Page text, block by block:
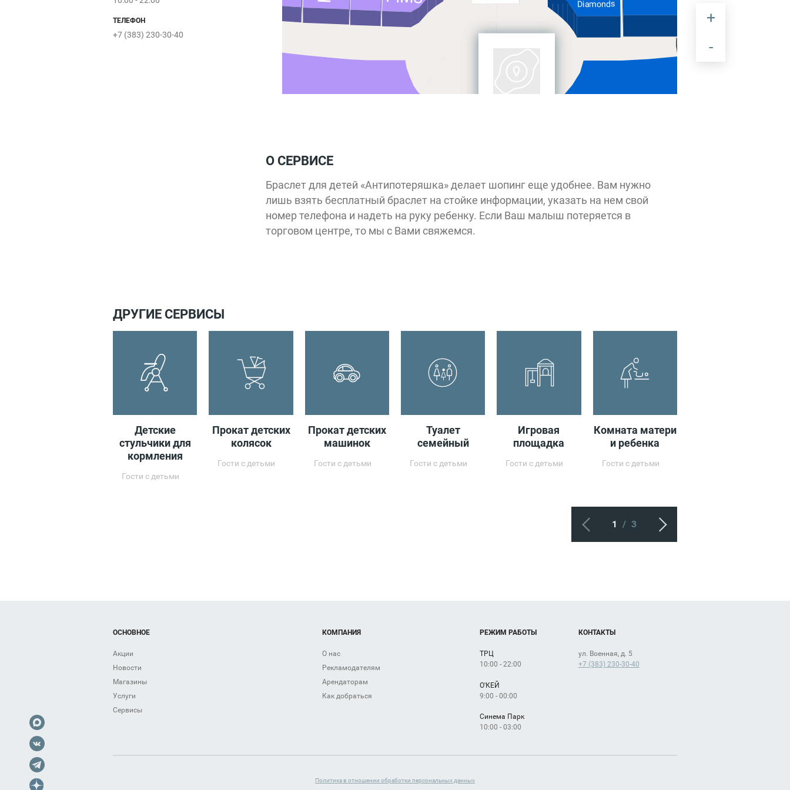
ТЕЛЕФОН
+7 (383) 230-30-40
10:00 - 03:30
Diamonds
CINNABON
О СЕРВИСЕ
Браслет для детей «Антипотеряшка» делает шопинг еще удобнее. Вам нужно
лишь взять бесплатный браслет на стойке информации, указать на нем свой
номер телефона и надеть на руку ребенку. Если Ваш малыш потеряется в
торговом центре, то мы с Вами свяжемся.
ДРУГИЕ СЕРВИСЫ
Детские
стульчики для
кормления
Гости с детьми
Прокат детских
колясок
Гости с детьми
Прокат детских
машинок
Гости с детьми
Туалет
семейный
Гости с детьми
Игровая
площадка
Гости с детьми
Комната матери
и ребенка
Гости с детьми
1 / 3
ОСНОВНОЕ
Акции
Новости
Магазины
Услуги
Сервисы
КОМПАНИЯ
О нас
Рекламодателям
Арендаторам
Как добраться
РЕЖИМ РАБОТЫ
ТРЦ
10:00 - 22:00
О'КЕЙ
9:00 - 00:00
Синема Парк
10:00 - 03:00
КОНТАКТЫ
ул. Военная, д. 5
+7 (383) 230-30-40
Политика в отношении обработки персональных данных